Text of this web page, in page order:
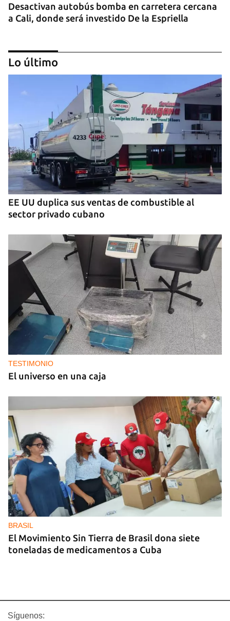
Desactivan autobús bomba en carretera cercana
a Cali, donde será investido De la Espriella
MIAMI
La hija de un diplomático castrista expulsado de
EE UU en 2003 está bajo custodia del ICE
Lo último
EE UU duplica sus ventas de combustible al
sector privado cubano
TESTIMONIO
El universo en una caja
BRASIL
El Movimiento Sin Tierra de Brasil dona siete
toneladas de medicamentos a Cuba
Síguenos: